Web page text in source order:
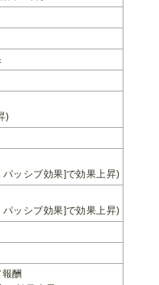
)
ッシブ効果]で効果上昇)
ッシブ効果]で効果上昇)
酬